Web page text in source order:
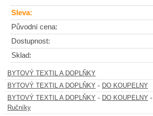
Sleva:
Původní cena:
Dostupnost:
Sklad:
BYTOVÝ TEXTIL A DOPLŇKY
BYTOVÝ TEXTIL A DOPLŇKY - DO KOUPELNY
BYTOVÝ TEXTIL A DOPLŇKY - DO KOUPELNY -
Ručníky